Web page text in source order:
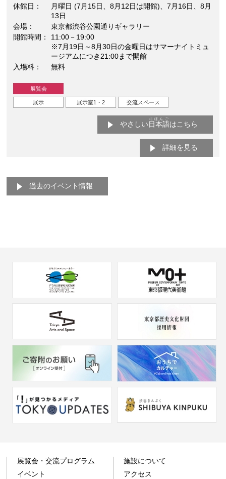
休館日
月曜日 (7月15日、8月12日は開館)、7月16日、8月
13日
会場
東京都渋谷公園通りギャラリー
開館時間
11:00－19:00
※7月19日～8月30日の金曜日はサマーナイトミュ
ージアムにつき21:00まで開館
入場料
無料
展覧会
展示 展示室1・2 交流スペース
やさしい 日本語
にほんご
はこちら
詳細を見る
過去のイベント情報
展覧会・交流プログラム
イベント
施設について
アクセス